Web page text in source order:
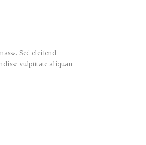
Sed eleifend
vulputate aliquam